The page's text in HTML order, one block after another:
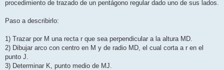
procedimiento de trazado de un pentágono regular dado uno de sus lados.
Paso a describirlo:
1) Trazar por M una recta r que sea perpendicular a la altura MD.
2) Dibujar arco con centro en M y de radio MD, el cual corta a r en el
punto J.
3) Determinar K, punto medio de MJ.